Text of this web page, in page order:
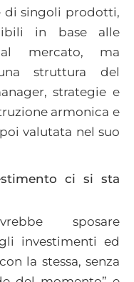
di singoli prodotti,
in base alle
mercato, ma
struttura del
strategie e
armonica e
valutata nel suo
ci si sta
sposare
investimenti ed
la stessa, senza